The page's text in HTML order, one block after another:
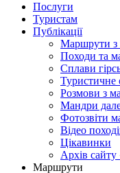
Послуги
Туристам
Публікації
Маршрути з
Походи та
Сплави
Туристичне
Розмови з
Мандри
Фотозвіти
Відео
Цікавинки
Архів
Маршрути